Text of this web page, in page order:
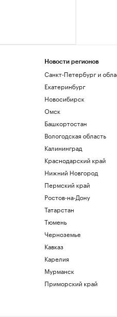
Новости регионов
Санкт-Петербург и
Екатеринбург
Новосибирск
Омск
Башкортостан
Вологодская область
Калининград
Краснодарский край
Нижний Новгород
Пермский край
Ростов-на-Дону
Татарстан
Тюмень
Черноземье
Кавказ
Карелия
Мурманск
Приморский край